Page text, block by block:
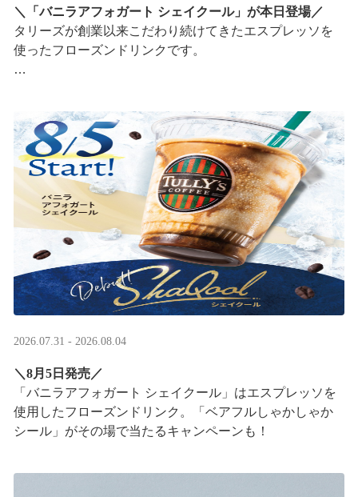
＼「バニラアフォガート シェイクール」が本日登場／
タリーズが創業以来こだわり続けてきたエスプレッソを
使ったフローズンドリンクです。
2026.07.31 - 2026.08.04
＼8月5日発売／
「バニラアフォガート シェイクール」はエスプレッソを
使用したフローズンドリンク。「ベアフルしゃかしゃか
シール」がその場で当たるキャンペーンも！